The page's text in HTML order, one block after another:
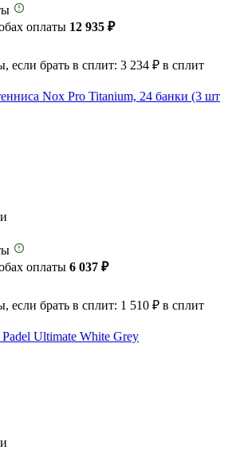
оплаты 12 935 ₽
если брать в сплит: 3 234 ₽ в сплит
Nox Pro Titanium, 24 банки (3 шт
оплаты 6 037 ₽
если брать в сплит: 1 510 ₽ в сплит
Ultimate White Grey